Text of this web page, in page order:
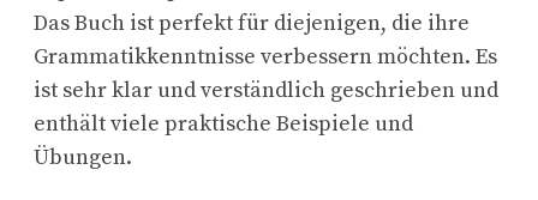
Das Buch ist perfekt für diejenigen, die ihre
Grammatikkenntnisse verbessern möchten. Es
ist sehr klar und verständlich geschrieben und
enthält viele praktische Beispiele und
Übungen.